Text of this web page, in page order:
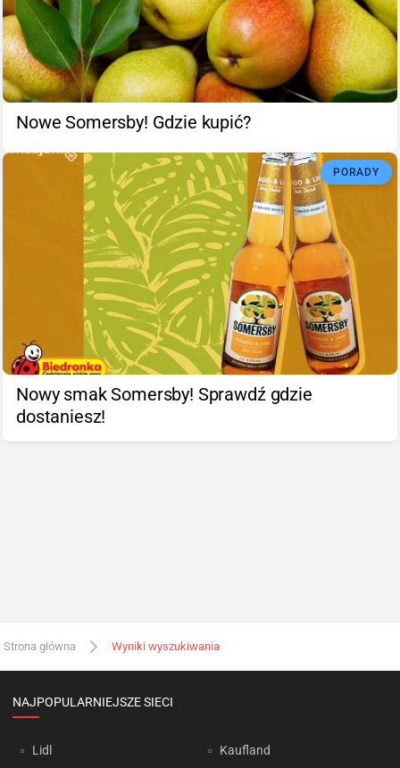
Nowe Somersby! Gdzie kupić?
PORADY
Nowy smak Somersby! Sprawdź gdzie
dostaniesz!
Strona główna Wyniki wyszukiwania
NAJPOPULARNIEJSZE SIECI
Lidl Kaufland